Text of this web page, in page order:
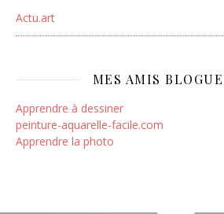
Actu.art
MES AMIS
Apprendre à dessiner
peinture-aquarelle-facile.com
Apprendre la photo